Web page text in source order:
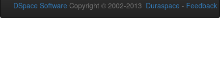
DSpace Software Copyright © 2002-2013 Duraspace - Feedback